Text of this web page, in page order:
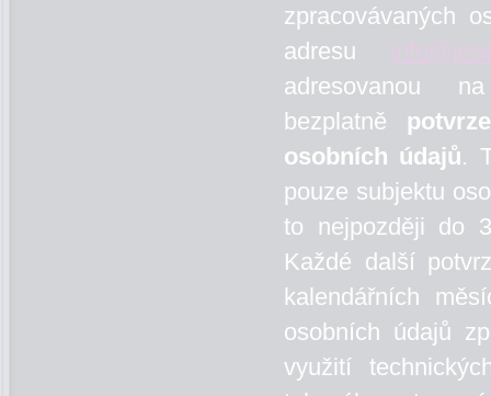
zpracovávaných
adresu
adresovanou
bezplatně
osobních údajů.
pouze subjektu
to nejpozději do
Každé další
kalendářních
osobních údajů
využití